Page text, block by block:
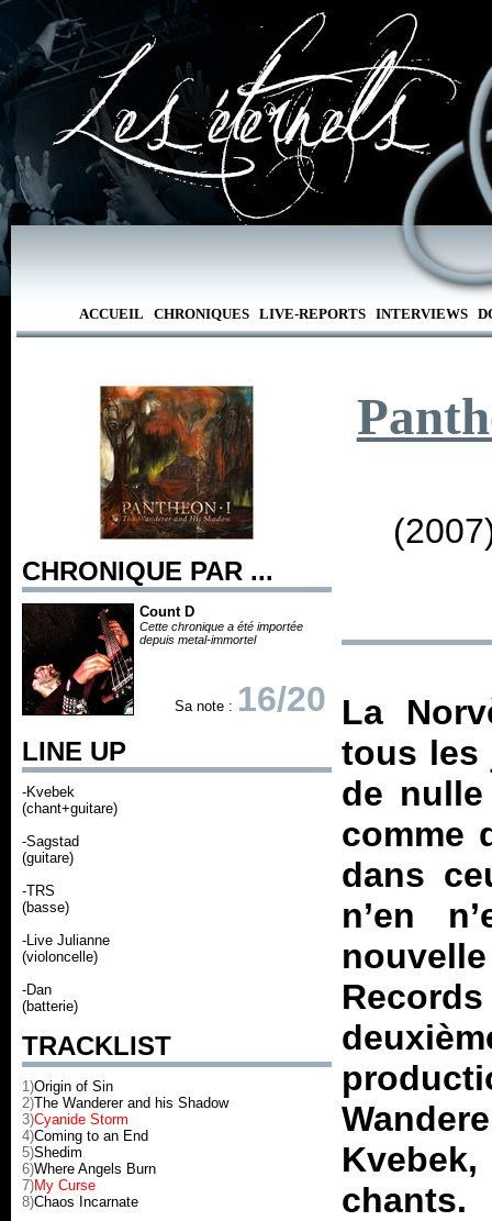
ACCUEIL CHRONIQUES LIVE-REPORTS INTERVIEWS
CHRONIQUE PAR ...
Count D
Cette chronique a été importée
depuis metal-immortel
Sa note : 16/20
LINE UP
-Kvebek
(chant+guitare)
-Sagstad
(guitare)
-TRS
(basse)
-Live Julianne
(violoncelle)
-Dan
(batterie)
TRACKLIST
1)Origin of Sin
2)The Wanderer and his Shadow
3)Cyanide Storm
4)Coming to an End
5)Shedim
6)Where Angels Burn
7)My Curse
8)Chaos Incarnate
La
tous les
de
comme
dans
n’en
chants.